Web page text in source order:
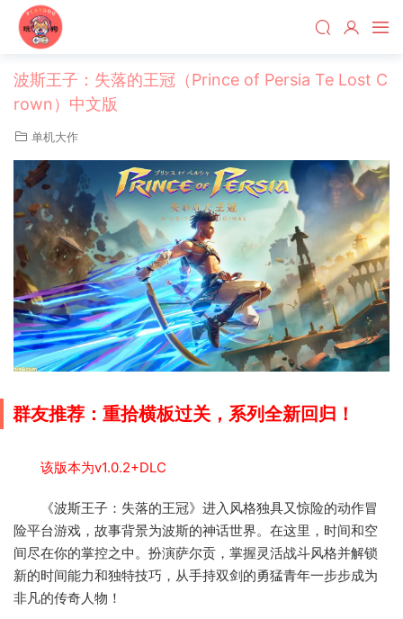
波斯王子：失落的王冠（Prince of Persia Te Lost C
rown）中文版
单机大作
群友推荐：重拾横板过关，系列全新回归！
该版本为v1.0.2+DLC
《波斯王子：失落的王冠》进入风格独具又惊险的动作冒
险平台游戏，故事背景为波斯的神话世界。在这里，时间和空
间尽在你的掌控之中。扮演萨尔贡，掌握灵活战斗风格并解锁
新的时间能力和独特技巧，从手持双剑的勇猛青年一步步成为
非凡的传奇人物！